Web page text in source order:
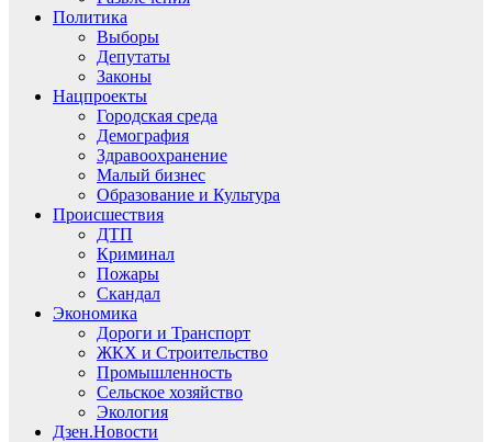
Политика
Выборы
Депутаты
Законы
Нацпроекты
Городская среда
Демография
Здравоохранение
Малый бизнес
Образование и Культура
Происшествия
ДТП
Криминал
Пожары
Скандал
Экономика
Дороги и Транспорт
ЖКХ и Строительство
Промышленность
Сельское хозяйство
Экология
Дзен.Новости